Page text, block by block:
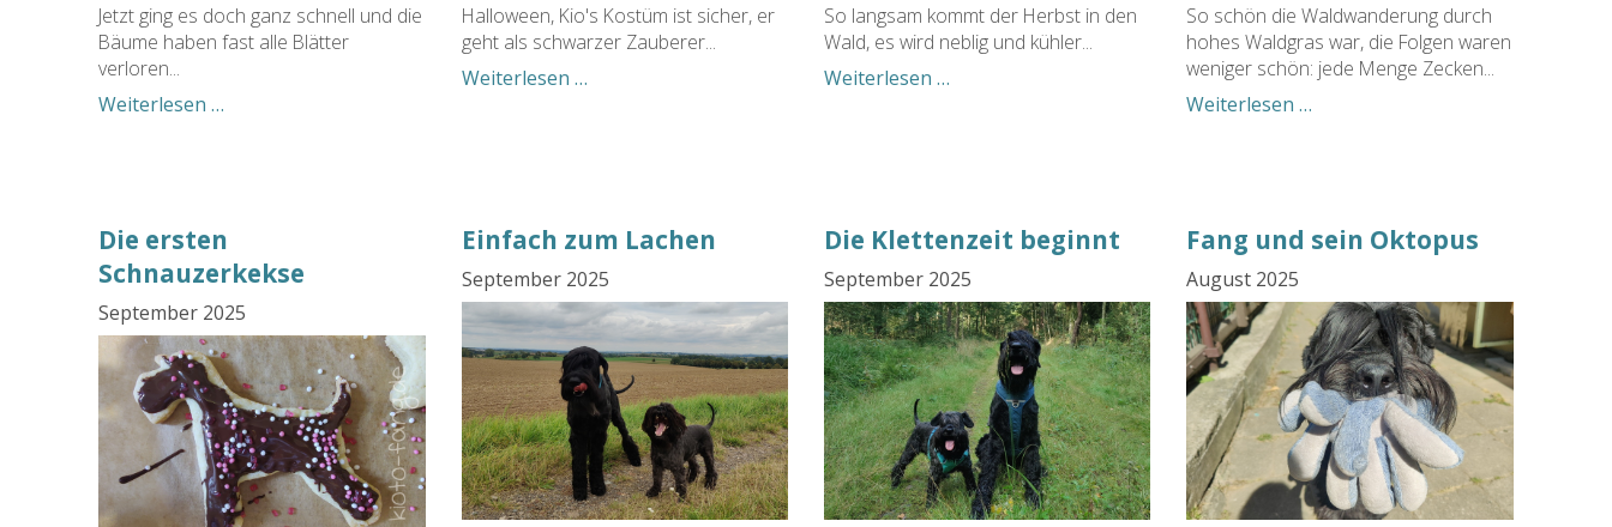
Jetzt ging es doch ganz schnell und die
Bäume haben fast alle Blätter
verloren...
Weiterlesen …
Halloween, Kio's Kostüm ist sicher, er
geht als schwarzer Zauberer...
Weiterlesen …Halloween
So langsam kommt der Herbst in den
Wald, es wird neblig und kühler...
Weiterlesen …
So schön die Waldwanderung durch
hohes Waldgras war, die Folgen waren
weniger schön: jede Menge Zecken...
Weiterlesen …
Die ersten
Schnauzerkekse
September 2025
Einfach zum Lachen
September 2025
Die Klettenzeit beginnt
September 2025
Fang und sein Oktopus
August 2025